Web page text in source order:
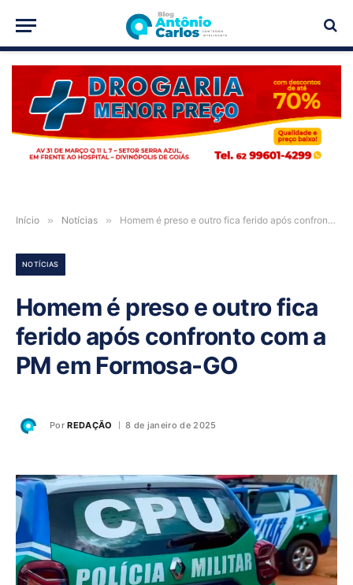
PUBLICIDADE
Início » Notícias » Homem é preso e outro fica ferido após confronto com a PM em Formosa-GO
NOTÍCIAS
Homem é preso e outro fica
ferido após confronto com a
PM em Formosa-GO
Por REDAÇÃO 8 de janeiro de 2025